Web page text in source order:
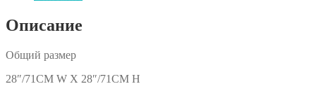
Описание
Общий размер
28″/71CM W X 28″/71CM H